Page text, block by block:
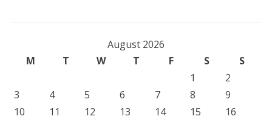
August 2026
M
T W T F S
S
1
2
3
4 5 6 7 8
9
10
11 12 13 14 15
16